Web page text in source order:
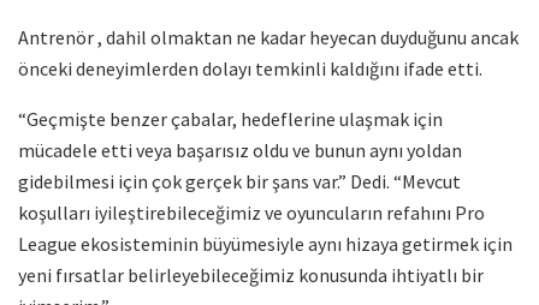
Antrenör , dahil olmaktan ne kadar heyecan duyduğunu ancak
önceki deneyimlerden dolayı temkinli kaldığını ifade etti.
“Geçmişte benzer çabalar, hedeflerine ulaşmak için
mücadele etti veya başarısız oldu ve bunun aynı yoldan
gidebilmesi için çok gerçek bir şans var.” Dedi. “Mevcut
koşulları iyileştirebileceğimiz ve oyuncuların refahını Pro
League ekosisteminin büyümesiyle aynı hizaya getirmek için
yeni fırsatlar belirleyebileceğimiz konusunda ihtiyatlı bir